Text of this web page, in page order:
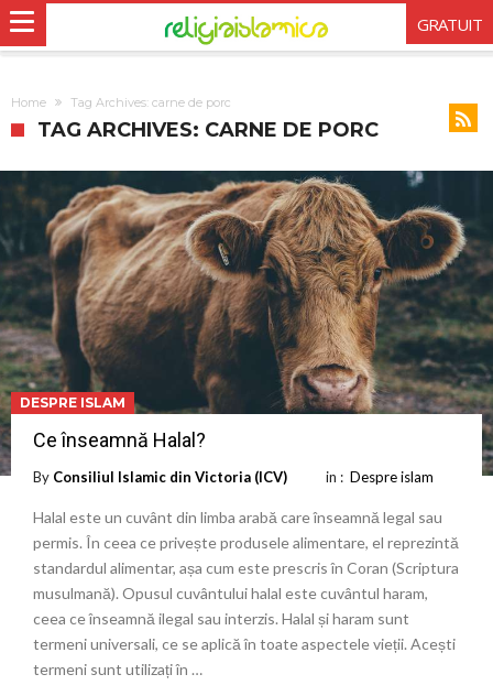
GRATUIT
Home Tag Archives: carne de porc
TAG ARCHIVES: CARNE DE PORC
DESPRE ISLAM
Ce înseamnă Halal?
By Consiliul Islamic din Victoria (ICV) in : Despre islam
Halal este un cuvânt din limba arabă care înseamnă legal sau
permis. În ceea ce privește produsele alimentare, el reprezintă
standardul alimentar, așa cum este prescris în Coran (Scriptura
musulmană). Opusul cuvântului halal este cuvântul haram,
ceea ce înseamnă ilegal sau interzis. Halal și haram sunt
termeni universali, ce se aplică în toate aspectele vieții. Acești
termeni sunt utilizați în …